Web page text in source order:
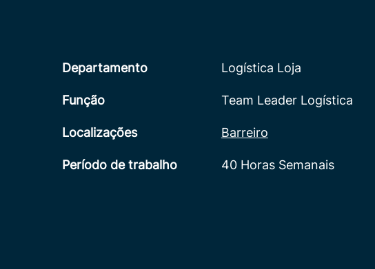
Departamento Logística Loja
Função Team Leader Logística
Localizações Barreiro
Período de trabalho 40 Horas Semanais